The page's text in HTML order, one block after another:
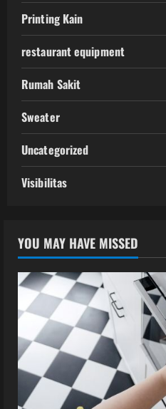
Printing Kain
restaurant equipment
Rumah Sakit
Sweater
Uncategorized
Visibilitas
YOU MAY HAVE MISSED